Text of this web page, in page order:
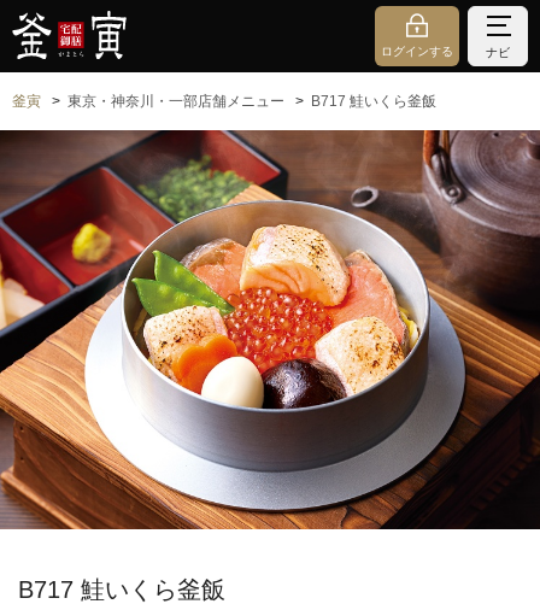
ログインする ナビ
釜寅 東京・神奈川・一部店舗メニュー B717 鮭いくら釜飯
B717 鮭いくら釜飯